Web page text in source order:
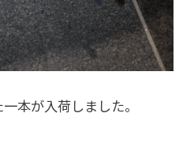
本が入荷しました。